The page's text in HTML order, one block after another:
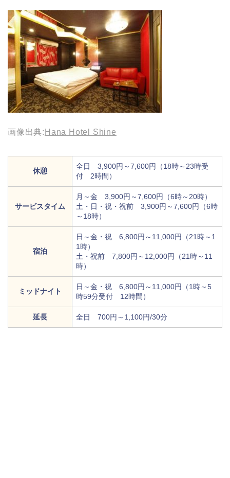
画像出典: Hana Hotel Shine
休憩
全日 3,900円～7,600円（18時～23時受
付 2時間）
サービスタイム
月～金 3,900円～7,600円（6時～20時）
土・日・祝・祝前 3,900円～7,600円（6時
～18時）
宿泊
日～金・祝 6,800円～11,000円（21時～1
1時）
土・祝前 7,800円～12,000円（21時～11
時）
ミッドナイト
日～金・祝 6,800円～11,000円（1時～5
時59分受付 12時間）
延長 全日 700円～1,100円/30分